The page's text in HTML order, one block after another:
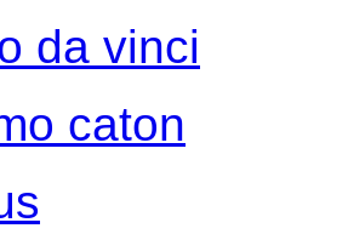
da vinci
caton